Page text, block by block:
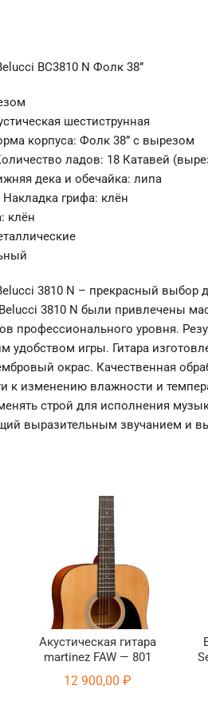
BC3810 N Фолк 38”
шестиструнная
корпуса: Фолк 38” с вырезом
ладов: 18 Катавей
дека и обечайка: липа
грифа: клён
клён
3810 N – прекрасный
3810 N были привлечены
профессионального уровня.
удобством игры. Гитара
окрас. Качественная
к изменению влажности и
строй для исполнения
выразительным звучанием и
Акустическая гитара
martinez FAW — 801
12 900,00₽